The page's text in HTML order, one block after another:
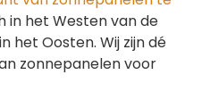
in het Westen van de
het Oosten. Wij zijn dé
zonnepanelen voor